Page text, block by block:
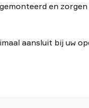
en
aansluit bij uw